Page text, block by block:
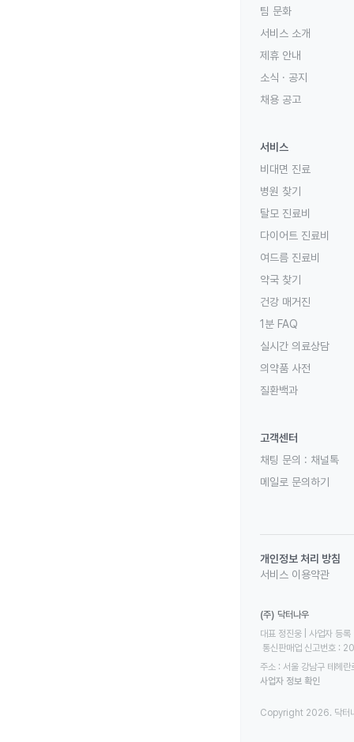
팀 문화
서비스 소개
제휴 안내
소식 · 공지
채용 공고
서비스
비대면 진료
병원 찾기
탈모 진료비
다이어트 진료비
여드름 진료비
약국 찾기
건강 매거진
1분 FAQ
실시간 의료상담
의약품 사전
질환백과
고객센터
채팅 문의 : 채널톡
메일로 문의하기
개인정보 처리 방침
서비스 이용약관
(주) 닥터나우
대표 정진웅 | 사업자
통신판매업 신고번호
주소 : 서울 강남구 테헤
사업자 정보 확인
Copyright 2026. 닥터